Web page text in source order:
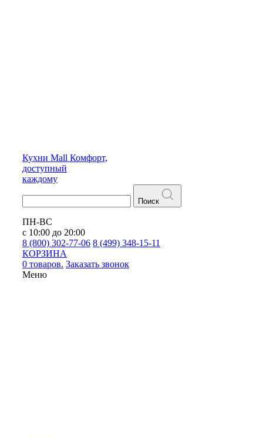
Кухни Mall Комфорт,
доступный
каждому
Поиск
ПН-ВС
с 10:00 до 20:00
8 (800) 302-77-06 8 (499) 348-15-11
КОРЗИНА
0 товаров. Заказать звонок
Меню